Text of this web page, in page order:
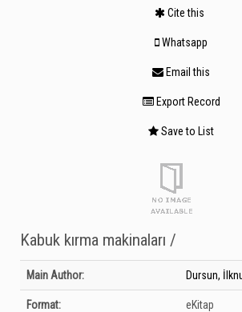
Cite this
Whatsapp
Email this
Export Record
Save to List
Kabuk kırma makinaları /
Bibliographic Details
Main Author: Dursun,
Format: eKitap